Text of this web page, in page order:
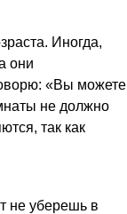
Иногда,
они
«Вы можете
не должно
так как
не уберешь в